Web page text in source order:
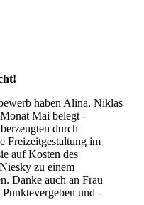
haben Alina, Niklas
Mai belegt -
durch
Freizeitgestaltung im
auf Kosten des
zu einem
Danke auch an Frau
und -